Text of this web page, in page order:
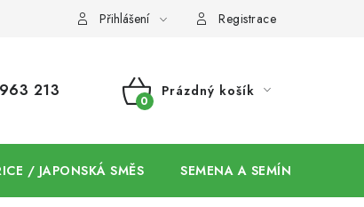
Přihlášení Registrace
213
NÁKUPNÍ
Prázdný košík
/ JAPONSKÁ SMĚS SEMENA A SEMÍNKA / CHIA